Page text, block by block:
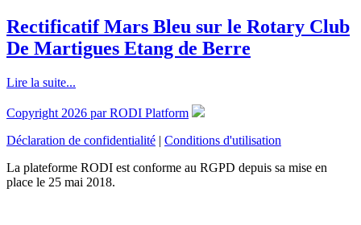
Rectificatif Mars Bleu sur le Rotary Club
De Martigues Etang de Berre
Lire la suite...
Copyright 2026 par RODI Platform
Déclaration de confidentialité | Conditions d'utilisation
La plateforme RODI est conforme au RGPD depuis sa mise en
place le 25 mai 2018.